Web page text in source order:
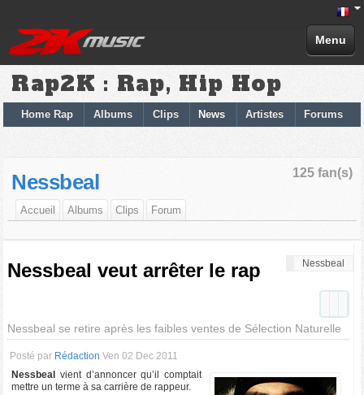
Menu
Rap2K : Rap, Hip Hop
Home Rap Albums Clips News Artistes Forums
125 fan(s)
Nessbeal
Accueil Albums Clips Forum
Nessbeal
Nessbeal veut arrêter le rap
Nessbeal se retire après les faibles ventes de Sélection Naturelle
Posté par Rédaction Ven 02 Dec 2011
Nessbeal
vient d’annoncer qu’il comptait
mettre un terme à sa carrière de rappeur.